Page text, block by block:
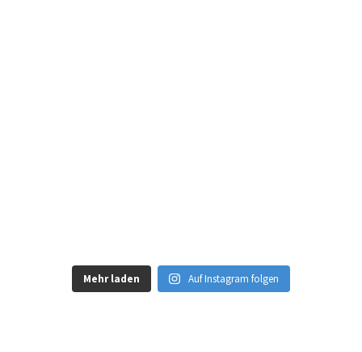
Mehr laden Auf Instagram folgen